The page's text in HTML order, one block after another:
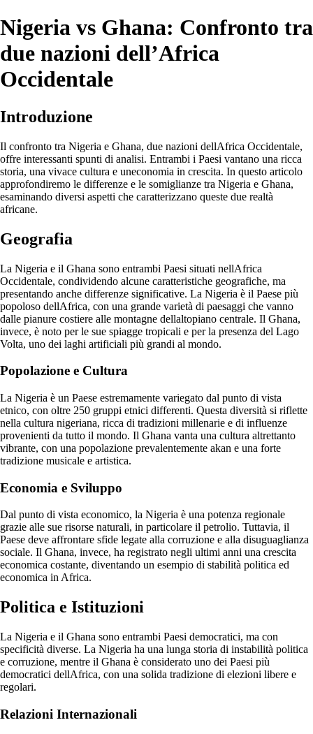
Nigeria vs Ghana: Confronto tra
due nazioni dell’Africa
Occidentale
Introduzione
Il confronto tra Nigeria e Ghana, due nazioni dellAfrica Occidentale,
offre interessanti spunti di analisi. Entrambi i Paesi vantano una ricca
storia, una vivace cultura e uneconomia in crescita. In questo articolo
approfondiremo le differenze e le somiglianze tra Nigeria e Ghana,
esaminando diversi aspetti che caratterizzano queste due realtà
africane.
Geografia
La Nigeria e il Ghana sono entrambi Paesi situati nellAfrica
Occidentale, condividendo alcune caratteristiche geografiche, ma
presentando anche differenze significative. La Nigeria è il Paese più
popoloso dellAfrica, con una grande varietà di paesaggi che vanno
dalle pianure costiere alle montagne dellaltopiano centrale. Il Ghana,
invece, è noto per le sue spiagge tropicali e per la presenza del Lago
Volta, uno dei laghi artificiali più grandi al mondo.
Popolazione e Cultura
La Nigeria è un Paese estremamente variegato dal punto di vista
etnico, con oltre 250 gruppi etnici differenti. Questa diversità si riflette
nella cultura nigeriana, ricca di tradizioni millenarie e di influenze
provenienti da tutto il mondo. Il Ghana vanta una cultura altrettanto
vibrante, con una popolazione prevalentemente akan e una forte
tradizione musicale e artistica.
Economia e Sviluppo
Dal punto di vista economico, la Nigeria è una potenza regionale
grazie alle sue risorse naturali, in particolare il petrolio. Tuttavia, il
Paese deve affrontare sfide legate alla corruzione e alla disuguaglianza
sociale. Il Ghana, invece, ha registrato negli ultimi anni una crescita
economica costante, diventando un esempio di stabilità politica ed
economica in Africa.
Politica e Istituzioni
La Nigeria e il Ghana sono entrambi Paesi democratici, ma con
specificità diverse. La Nigeria ha una lunga storia di instabilità politica
e corruzione, mentre il Ghana è considerato uno dei Paesi più
democratici dellAfrica, con una solida tradizione di elezioni libere e
regolari.
Relazioni Internazionali